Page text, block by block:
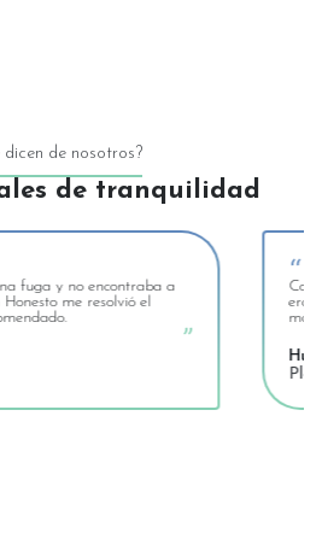
dicen de nosotros?
de tranquilidad
“
Como profesional, encontrar trabajo
era fácil. Desde que me uní a Don Honesto
más proyectos y clientes serios.